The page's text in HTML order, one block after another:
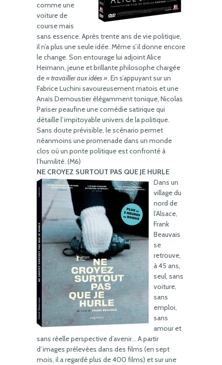
comme une
voiture de
course mais
sans essence. Après trente ans de vie politique,
il n’a plus une seule idée. Même s’il donne encore
le change. Son entourage lui adjoint Alice
Heimann, jeune et brillante philosophe chargée
de« travailler aux idées ». En s’appuyant sur un
Fabrice Luchini savoureusement matois et une
Anaïs Demoustier élégamment tonique, Nicolas
Pariser peaufine une comédie satirique qui
détaille l’impitoyable univers de la politique.
Sans doute prévisible, le scénario permet
néanmoins une promenade dans un monde
clos où un ponte politique est confronté à
l’humilité. (M6)
NE CROYEZ SURTOUT PAS QUE JE HURLE
Dans un
village du
nord de
l’Alsace,
Frank
Beauvais
se
retrouve,
à 45 ans,
seul, sans
voiture,
sans
emploi,
sans
amour et
sans réelle perspective d’avenir… A partir
d’images prélevées dans des films (en sept
mois, il a regardé plus de 400 films) et sur une